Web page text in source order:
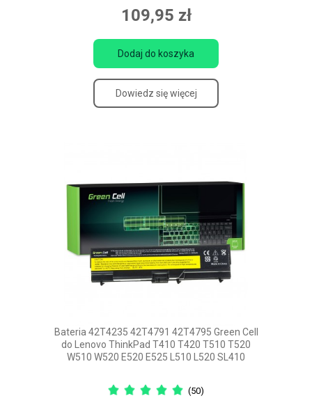
109,95 zł
Dodaj do koszyka
Dowiedz się więcej
Bateria 42T4235 42T4791 42T4795 Green Cell
do Lenovo ThinkPad T410 T420 T510 T520
W510 W520 E520 E525 L510 L520 SL410
(50)